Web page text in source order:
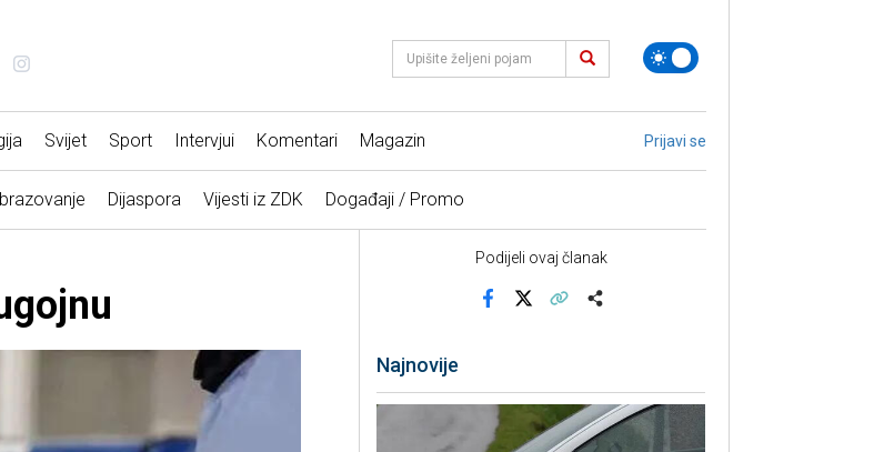
Svijet Sport Intervjui Komentari Magazin Prijavi se
Dijaspora Vijesti iz ZDK Događaji / Promo
Podijeli ovaj članak
Najnovije